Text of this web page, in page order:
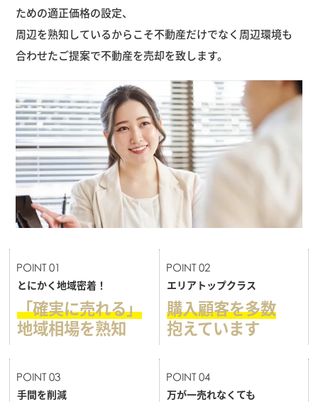
ための適正価格の設定、
周辺を熟知しているからこそ不動産だけでなく周辺環境も
合わせたご提案で不動産を売却を致します。
とにかく地域密着！
「確実に売れる」
地域相場を熟知
エリアトップクラス
購入顧客を多数
抱えています
手間を削減 万が一売れなくても